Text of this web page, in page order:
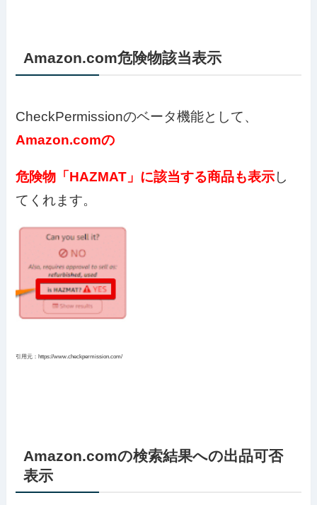
Amazon.com危険物該当表示
CheckPermissionのベータ機能として、
Amazon.comの
危険物「HAZMAT」に該当する商品も表示し
てくれます。
引用元：https://www.checkpermission.com/
Amazon.comの検索結果への出品可否
表示